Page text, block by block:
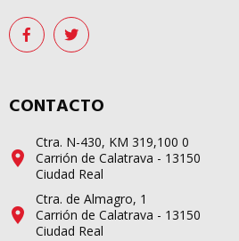
CONTACTO
Ctra. N-430, KM 319,100 0
Carrión de Calatrava - 13150
Ciudad Real
Ctra. de Almagro, 1
Carrión de Calatrava - 13150
Ciudad Real